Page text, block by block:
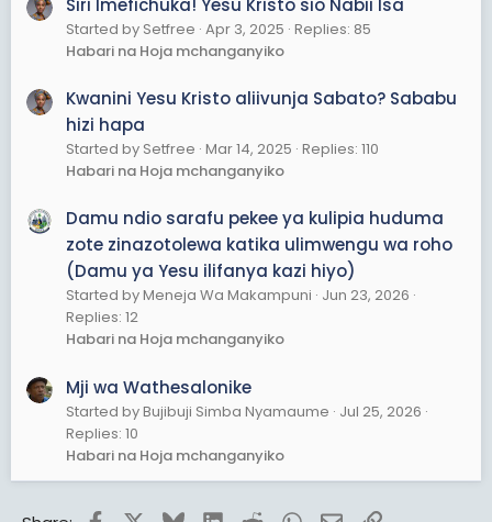
Started by Setfree Apr 3, 2025 Replies: 85
Habari na Hoja mchanganyiko
Kwanini Yesu Kristo aliivunja Sabato? Sababu
hizi hapa
Started by Setfree Mar 14, 2025 Replies: 110
Habari na Hoja mchanganyiko
Damu ndio sarafu pekee ya kulipia huduma
zote zinazotolewa katika ulimwengu wa roho
(Damu ya Yesu ilifanya kazi hiyo)
Started by Meneja Wa Makampuni Jun 23, 2026
Replies: 12
Habari na Hoja mchanganyiko
Mji wa Wathesalonike
Started by Bujibuji Simba Nyamaume Jul 25, 2026
Replies: 10
Habari na Hoja mchanganyiko